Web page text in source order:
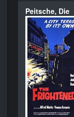
Peitsche, Die